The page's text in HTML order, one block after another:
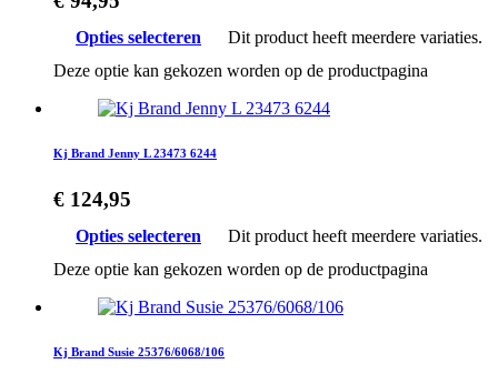
Opties selecteren
Dit product heeft meerdere variaties.
Deze optie kan gekozen worden op de productpagina
Kj Brand Jenny L 23473 6244
€ 124,95
Opties selecteren
Dit product heeft meerdere variaties.
Deze optie kan gekozen worden op de productpagina
Kj Brand Susie 25376/6068/106